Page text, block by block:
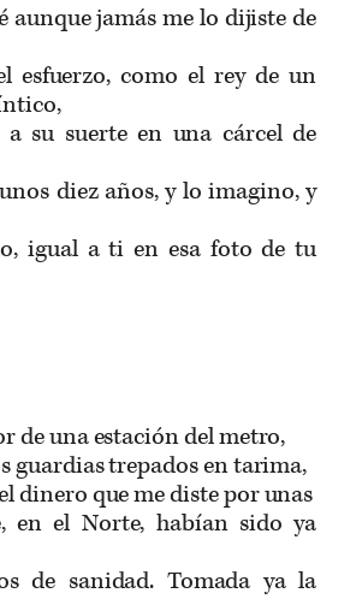
aunque jamás me lo dijiste de
esfuerzo, como el rey de un
a su suerte en una cárcel de
diez años, y lo imagino, y
igual a ti en esa foto de tu
de una estación del metro,
guardias trepados en tarima,
dinero que me diste por unas
en el Norte, habían sido ya
de sanidad. Tomada ya la